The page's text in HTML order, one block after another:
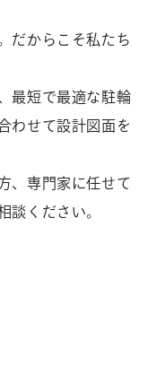
だからこそ私たち
最短で最適な駐輪
わせて設計図面を
、専門家に任せて
談ください。